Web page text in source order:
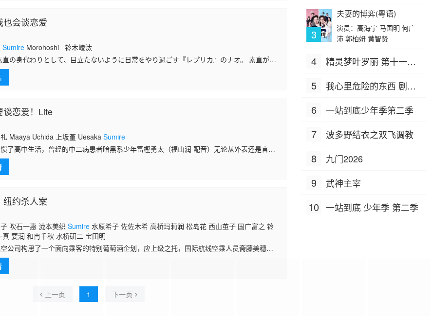
也会谈恋爱
Sumire Morohoshi 铃木崚汰
直の身代わりとして、目立たないように日常をやり過ごす『レプリカ』のナオ。 素直が行
は代わりに学校に行き、勉強や運動を頑張るのも、 すべてはオリジナルである素直を助
谈恋爱！Lite
Maaya Uchida 上坂堇 UesakaSumire
了高中生活，曾经的中二病患者暗黑系少年富樫勇太（福山润 配音）无论从外表还是言行
无比正常的男孩了，只是也许命运有意开玩笑，让他的周围充斥着中二病患者或者潜在患
就是中
纽约杀人案
吹石一惠 泷本美织Sumire 水原希子 佐佐木希 高桥玛莉润 松岛花 西山茧子 国广富之 铃
要润 和冉千秋 水桥研二 宝田明
公司构思了一个面向乘客的特别葡萄酒企划，应上级之托，国际航线空乘人员斋藤美穗
肩负起远赴纽约评选葡萄酒的重任。对葡萄酒全无半点头绪的美穗，只得请求调来有侍酒
子（吹石
上一页 1 下一页
3
夫妻的博弈(粤语)
演员：高海宁 马国明 何广
沛 郭柏妍 黄智贤
4
精灵梦叶罗丽 第十一季
5
我心里危险的东西 剧场
6 一站到底少年季第二季
7 波多野结衣之双飞调教
8 九门2026
9 武神主宰
10 一站到底 少年季 第二季